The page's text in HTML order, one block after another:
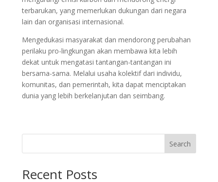
terbarukan, yang memerlukan dukungan dari negara
lain dan organisasi internasional.
Mengedukasi masyarakat dan mendorong perubahan
perilaku pro-lingkungan akan membawa kita lebih
dekat untuk mengatasi tantangan-tantangan ini
bersama-sama. Melalui usaha kolektif dari individu,
komunitas, dan pemerintah, kita dapat menciptakan
dunia yang lebih berkelanjutan dan seimbang.
Search
Recent Posts